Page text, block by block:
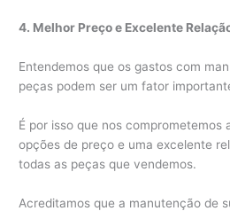
4. Melhor Preço e Excelente
Entendemos que os gastos com
peças podem ser um fator
É por isso que nos comprometemos
opções de preço e uma excelente
todas as peças que vendemos.
Acreditamos que a manutenção de